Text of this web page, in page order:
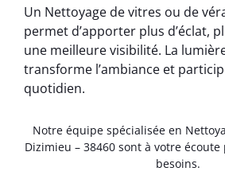
Un Nettoyage de vitres ou de
permet d’apporter plus d’éclat,
une meilleure visibilité. La
transforme l’ambiance et
quotidien.
Notre équipe spécialisée en
Dizimieu – 38460 sont à votre
besoins.